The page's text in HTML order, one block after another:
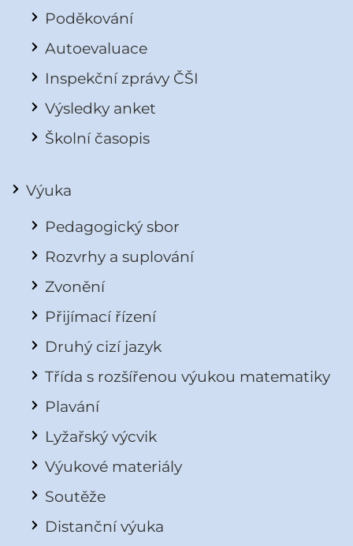
Poděkování
Autoevaluace
Inspekční zprávy ČŠI
Výsledky anket
Školní časopis
Výuka
Pedagogický sbor
Rozvrhy a suplování
Zvonění
Přijímací řízení
Druhý cizí jazyk
Třída s rozšířenou výukou matematiky
Plavání
Lyžařský výcvik
Výukové materiály
Soutěže
Distanční výuka